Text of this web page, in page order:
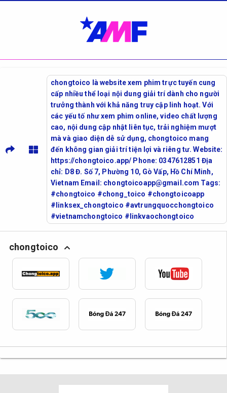
chongtoico là website xem phim trực tuyến cung
cấp nhiều thể loại nội dung giải trí dành cho người
trưởng thành với khả năng truy cập linh hoạt. Với
các yếu tố như xem phim online, video chất lượng
cao, nội dung cập nhật liên tục, trải nghiệm mượt
mà và giao diện dễ sử dụng, chongtoico mang
đến không gian giải trí tiện lợi và riêng tư. Website:
https://chongtoico.app/ Phone: 0347612851 Địa
chỉ: D8 Đ. Số 7, Phường 10, Gò Vấp, Hồ Chí Minh,
Vietnam Email: chongtoicoapp@gmail.com Tags:
#chongtoico #chong_toico #chongtoicoapp
#linksex_chongtoico #avtrungquocchongtoico
#vietnamchongtoico #linkvaochongtoico
chongtoico